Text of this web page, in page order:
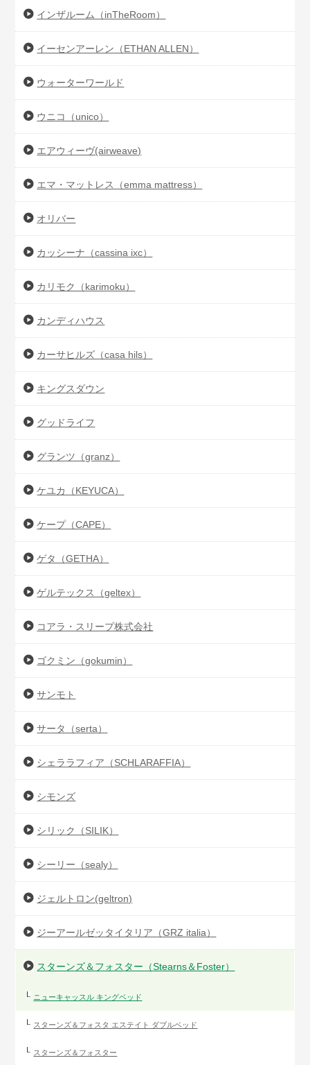
インザルーム（inTheRoom）
イーセンアーレン（ETHAN ALLEN）
ウォーターワールド
ウニコ（unico）
エアウィーヴ(airweave)
エマ・マットレス（emma mattress）
オリバー
カッシーナ（cassina ixc）
カリモク（karimoku）
カンディハウス
カーサヒルズ（casa hils）
キングスダウン
グッドライフ
グランツ（granz）
ケユカ（KEYUCA）
ケープ（CAPE）
ゲタ（GETHA）
ゲルテックス（geltex）
コアラ・スリープ株式会社
ゴクミン（gokumin）
サンモト
サータ（serta）
シェララフィア（SCHLARAFFIA）
シモンズ
シリック（SILIK）
シーリー（sealy）
ジェルトロン(geltron)
ジーアールゼッタイタリア（GRZ italia）
スターンズ＆フォスター（Stearns＆Foster）
ニューキャッスル キングベッド
スターンズ＆フォスタ エステイト ダブルベッド
スターンズ＆フォスター